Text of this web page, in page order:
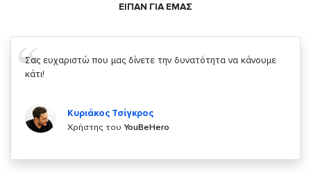
ΕΙΠΑΝ ΓΙΑ ΕΜΑΣ
Σας ευχαριστώ που μας δίνετε την δυνατότητα να κάνουμε
κάτι!
Κυριάκος Τσίγκρος
Χρήστης του YouBeHero